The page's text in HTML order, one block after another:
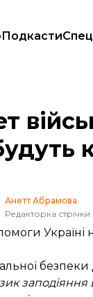
Подкасти
касетні
Анетт Абрамова
Редакторка
безпеки